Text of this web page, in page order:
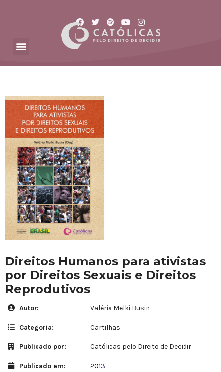
Direitos Humanos para ativistas
por Direitos Sexuais e Direitos
Reprodutivos
Autor: Valéria Melki Busin
Categoria: Cartilhas
Publicado por: Católicas pelo Direito de Decidir
Publicado em: 2013